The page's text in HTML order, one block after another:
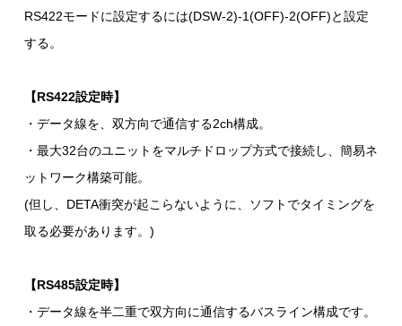
RS422モードに設定するには(DSW-2)-1(OFF)-2(OFF)と設定
する。
【RS422設定時】
・データ線を、双方向で通信する2ch構成。
・最大32台のユニットをマルチドロップ方式で接続し、簡易ネ
ットワーク構築可能。
(但し、DETA衝突が起こらないように、ソフトでタイミングを
取る必要があります。)
【RS485設定時】
・データ線を半二重で双方向に通信するバスライン構成です。